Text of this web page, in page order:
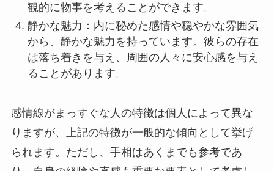
観的に物事を考えることができます。
静かな魅力：内に秘めた感情や穏やかな雰囲気
から、静かな魅力を持っています。彼らの存在
は落ち着きを与え、周囲の人々に安心感を与え
ることがあります。
感情線がまっすぐな人の特徴は個人によって異な
りますが、上記の特徴が一般的な傾向として挙げ
られます。ただし、手相はあくまでも参考であ